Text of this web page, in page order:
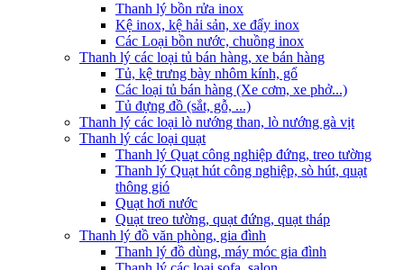
Thanh lý bồn rửa inox
Kệ inox, kệ hải sản, xe đẩy inox
Các Loại bồn nước, chuồng inox
Thanh lý các loại tủ bán hàng, xe bán hàng
Tủ, kệ trưng bày nhôm kính, gổ
Các loại tủ bán hàng (Xe cơm, xe phở...)
Tủ đựng đồ (sắt, gỗ, ...)
Thanh lý các loại lò nướng than, lò nướng gà vịt
Thanh lý các loại quạt
Thanh lý Quạt công nghiệp đứng, treo tường
Thanh lý Quạt hút công nghiệp, sò hút, quạt
thông gió
Quạt hơi nước
Quạt treo tường, quạt đứng, quạt tháp
Thanh lý đồ văn phòng, gia đình
Thanh lý đồ dùng, máy móc gia đình